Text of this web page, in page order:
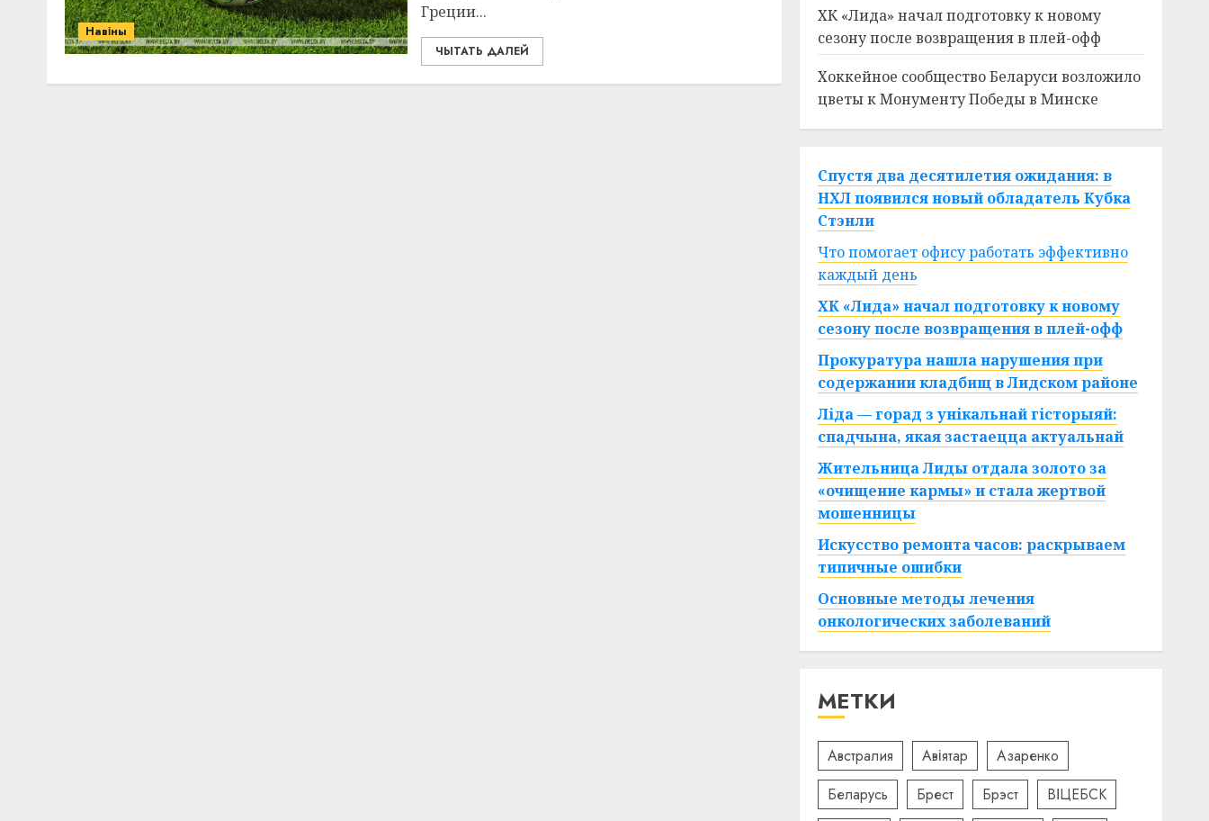
Навіны
Греции...
ЧЫТАТЬ ДАЛЕЙ
ХК «Лида» начал подготовку к новому
сезону после возвращения в плей-офф
Хоккейное сообщество Беларуси возложило
цветы к Монументу Победы в Минске
Спустя два десятилетия ожидания: в
НХЛ появился новый обладатель Кубка
Стэнли
Что помогает офису работать эффективно
каждый день
ХК «Лида» начал подготовку к новому
сезону после возвращения в плей-офф
Прокуратура нашла нарушения при
содержании кладбищ в Лидском районе
Ліда — горад з унікальнай гісторыяй:
спадчына, якая застаецца актуальнай
Жительница Лиды отдала золото за
«очищение кармы» и стала жертвой
мошенницы
Искусство ремонта часов: раскрываем
типичные ошибки
Основные методы лечения
онкологических заболеваний
МЕТКИ
Австралия Авіятар
Азаренко
Беларусь
Брест Брэст
ВІЦЕБСК